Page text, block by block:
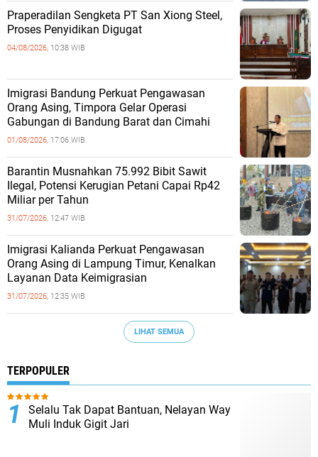
Praperadilan Sengketa PT San Xiong Steel,
Proses Penyidikan Digugat
04/08/2026, 10:38 WIB
Imigrasi Bandung Perkuat Pengawasan
Orang Asing, Timpora Gelar Operasi
Gabungan di Bandung Barat dan Cimahi
01/08/2026, 17:06 WIB
Barantin Musnahkan 75.992 Bibit Sawit
Ilegal, Potensi Kerugian Petani Capai Rp42
Miliar per Tahun
31/07/2026, 12:47 WIB
Imigrasi Kalianda Perkuat Pengawasan
Orang Asing di Lampung Timur, Kenalkan
Layanan Data Keimigrasian
31/07/2026, 12:35 WIB
LIHAT SEMUA
TERPOPULER
Selalu Tak Dapat Bantuan, Nelayan Way
Muli Induk Gigit Jari